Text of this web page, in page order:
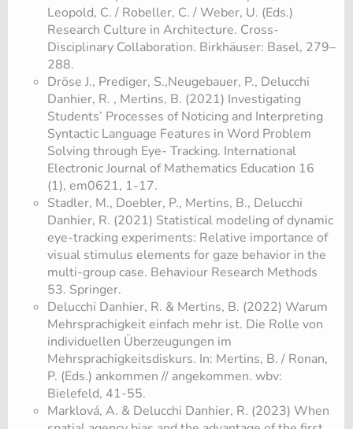
Leopold, C. / Robeller, C. / Weber, U. (Eds.)
Research Culture in Architecture. Cross-
Disciplinary Collaboration. Birkhäuser: Basel, 279–
288.
Dröse J., Prediger, S.,Neugebauer, P., Delucchi
Danhier, R. , Mertins, B. (2021) Investigating
Students’ Processes of Noticing and Interpreting
Syntactic Language Features in Word Problem
Solving through Eye- Tracking. International
Electronic Journal of Mathematics Education 16
(1), em0621, 1-17.
Stadler, M., Doebler, P., Mertins, B., Delucchi
Danhier, R. (2021) Statistical modeling of dynamic
eye-tracking experiments: Relative importance of
visual stimulus elements for gaze behavior in the
multi-group case. Behaviour Research Methods
53. Springer.
Delucchi Danhier, R. & Mertins, B. (2022) Warum
Mehrsprachigkeit einfach mehr ist. Die Rolle von
individuellen Überzeugungen im
Mehrsprachigkeitsdiskurs. In: Mertins, B. / Ronan,
P. (Eds.) ankommen // angekommen. wbv:
Bielefeld, 41-55.
Marklová, A. & Delucchi Danhier, R. (2023) When